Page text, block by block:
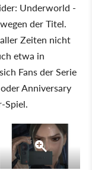
Underworld -
der Titel.
Zeiten nicht
etwa in
Fans der Serie
Anniversary
Spiel.